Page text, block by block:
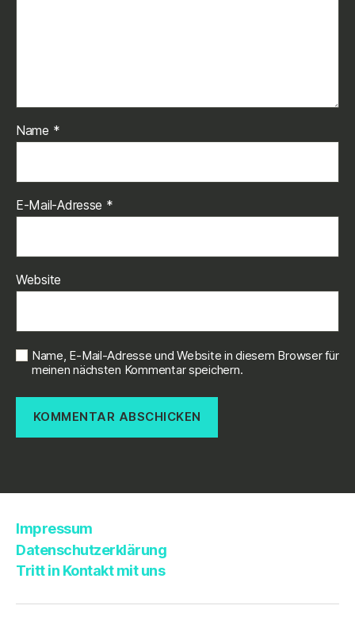
Name *
E-Mail-Adresse *
Website
Name, E-Mail-Adresse und Website in diesem Browser für
meinen nächsten Kommentar speichern.
Impressum
Datenschutzerklärung
Tritt in Kontakt mit uns